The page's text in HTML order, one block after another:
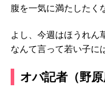
腹を一気に満たしたく
よし、今週はほうれん
なんて言って若い子に
オバ記者（野原